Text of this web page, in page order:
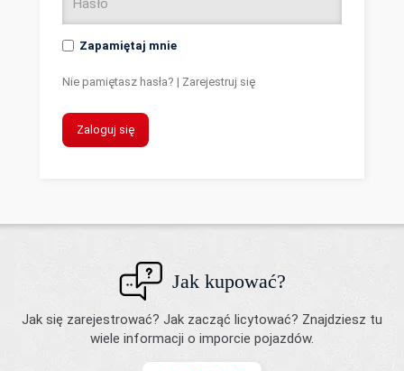
Zapamiętaj mnie
Nie pamiętasz hasła? | Zarejestruj się
Zaloguj się
Jak kupować?
Jak się zarejestrować? Jak zacząć licytować? Znajdziesz tu
wiele informacji o imporcie pojazdów.